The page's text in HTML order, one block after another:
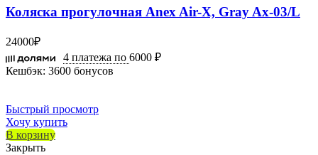
Коляска прогулочная Anex Air-X, Gray Ax-03/L
24000₽
4 платежа по 6000 ₽
Кешбэк: 3600 бонусов
Быстрый просмотр
Хочу купить
В корзину
Закрыть